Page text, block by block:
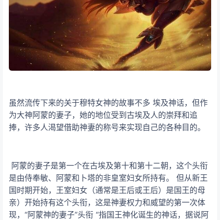
虽然流传下来的关于穆特女神的故事不多 埃及神话，但作
为大神阿蒙的妻子，她的地位受到古埃及人的崇拜和追
捧，许多人渴望借助神妻的称号来实现自己的各种目的。
阿蒙的妻子是第一个在古埃及第十和第十二朝，这个头衔
是由侍奉敏、阿蒙和卜塔的非皇室妇女所持有。 但从新王
国时期开始，王室妇女（通常是王后或王后）是国王的母
亲）开始持有这个头衔，这是神妻权力和威望的第一次体
现，“阿蒙神的妻子”头衔 “指国王神化诞生的神话，据说阿